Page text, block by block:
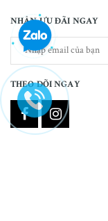
NHẬN ƯU ĐÃI NGAY
THEO DÕI NGAY